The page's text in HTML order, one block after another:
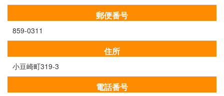
郵便番号
859-0311
住所
小豆崎町319-3
電話番号